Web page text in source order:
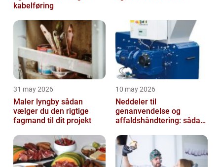
kabelføring
31 may 2026
Maler lyngby sådan
vælger du den rigtige
fagmand til dit projekt
10 may 2026
Neddeler til
genanvendelse og
affaldshåndtering: sådan